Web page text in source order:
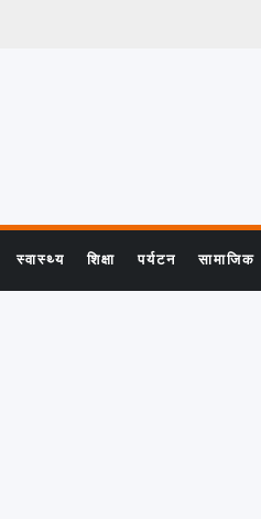
स्वास्थ्य शिक्षा पर्यटन सामाजिक